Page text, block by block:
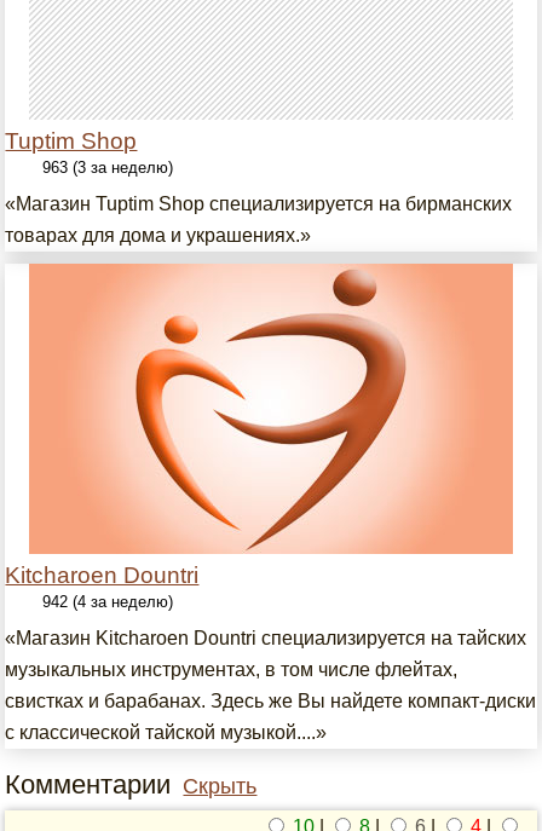
Tuptim Shop
963 (3 за неделю)
«Магазин Tuptim Shop специализируется на бирманских
товарах для дома и украшениях.»
Kitcharoen Dountri
942 (4 за неделю)
«Магазин Kitcharoen Dountri специализируется на тайских
музыкальных инструментах, в том числе флейтах,
свистках и барабанах. Здесь же Вы найдете компакт-диски
с классической тайской музыкой....»
Комментарии Скрыть
10 8 6 4